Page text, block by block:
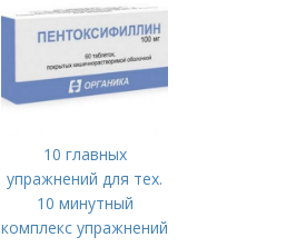
10 главных
упражнений для тех.
10 минутный
комплекс упражнений